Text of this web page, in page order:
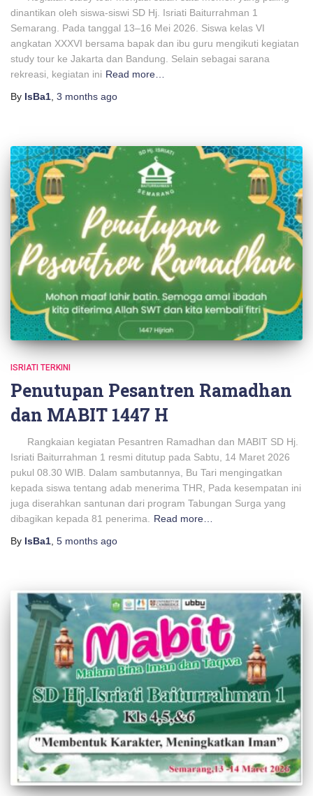
dinantikan oleh siswa-siswi SD Hj. Isriati Baiturrahman 1
Semarang. Pada tanggal 13–16 Mei 2026. Siswa kelas VI
angkatan XXXVI bersama bapak dan ibu guru mengikuti kegiatan
study tour ke Jakarta dan Bandung. Selain sebagai sarana
rekreasi, kegiatan ini Read more…
By IsBa1 3 months ago
ISRIATI TERKINI
Penutupan Pesantren Ramadhan
dan MABIT 1447 H
Rangkaian kegiatan Pesantren Ramadhan dan MABIT SD Hj.
Isriati Baiturrahman 1 resmi ditutup pada Sabtu, 14 Maret 2026
pukul 08.30 WIB. Dalam sambutannya, Bu Tari mengingatkan
kepada siswa tentang adab menerima THR, Pada kesempatan ini
juga diserahkan santunan dari program Tabungan Surga yang
dibagikan kepada 81 penerima. Read more…
By IsBa1, 5 months ago